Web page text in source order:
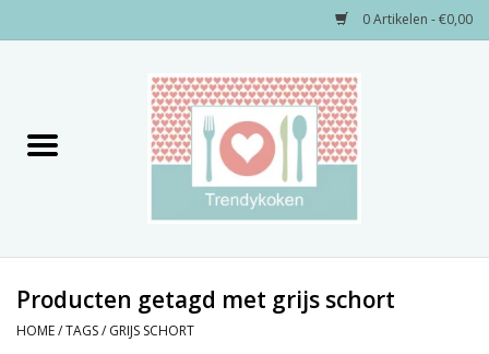
0 Artikelen - €0,00
Decoratie
Producten getagd met grijs schort
HOME/TAGS/ GRIJS SCHORT